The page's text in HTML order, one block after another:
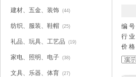
建材、五金、装饰 (44)
纺织、服装、鞋帽 (25)
礼品、玩具、工艺品 (19)
家电、照明、电子 (38)
文具、乐器、体育 (27)
编
行 业
价